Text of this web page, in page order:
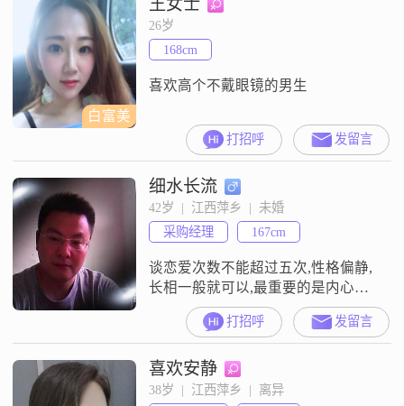
白富美
王女士
26岁
168cm
喜欢高个不戴眼镜的男生
打招呼 发留言
细水长流
42岁  |  江西萍乡  |  未婚
采购经理
167cm
谈恋爱次数不能超过五次,性格偏静,
长相一般就可以,最重要的是内心要
善良,要善解人意.
打招呼 发留言
喜欢安静
38岁  |  江西萍乡  |  离异